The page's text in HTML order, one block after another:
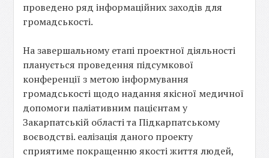
проведено ряд інформаційних заходів для
громадськості.
На завершальному етапі проектної діяльності
планується проведення підсумкової
конференції з метою інформування
громадськості щодо надання якісної медичної
допомоги паліативним пацієнтам у
Закарпатській області та Підкарпатському
воєводстві. еалізація даного проекту
сприятиме покращенню якості життя людей,